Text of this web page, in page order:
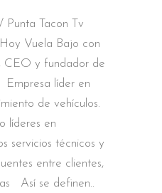
Punta Tacon Tv
Vuela Bajo con
CEO y fundador de
líder en
de vehículos.
líderes en
servicios técnicos y
entre clientes,
Así se definen